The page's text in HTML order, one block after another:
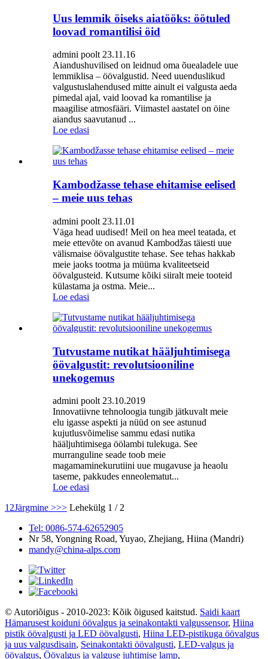
Uus lemmik öiseks aiatööks: öötuled
loovad romantilisi öid
admini poolt 23.11.16
Aiandushuvilised on leidnud oma õuealadele uue
lemmiklisa – öövalgustid. Need uuenduslikud
valgustuslahendused mitte ainult ei valgusta aeda
pimedal ajal, vaid loovad ka romantilise ja
maagilise atmosfääri. Viimastel aastatel on öine
aiandus saavutanud ...
Loe edasi
Kambodžasse tehase ehitamise eelised
– meie uus tehas
admini poolt 23.11.01
Väga head uudised! Meil ​​on hea meel teatada, et
meie ettevõte on avanud Kambodžas täiesti uue
välismaise öövalgustite tehase. See tehas hakkab
meie jaoks tootma ja müüma kvaliteetseid
öövalgusteid. Kutsume kõiki siiralt meie tooteid
külastama ja ostma. Meie...
Loe edasi
Tutvustame nutikat hääljuhtimisega
öövalgustit: revolutsiooniline
unekogemus
admini poolt 23.10.2019
Innovatiivne tehnoloogia tungib jätkuvalt meie
elu igasse aspekti ja nüüd on see astunud
kujutlusvõimelise sammu edasi nutika
hääljuhtimisega öölambi tulekuga. See
murranguline seade toob meie
magamaminekurutiini uue mugavuse ja heaolu
taseme, pakkudes enneolematut...
Loe edasi
1 2Järgmine >>> Lehekülg 1 / 2
Tel: 0086-574-62652905
Nr 58, Yongning Road, Yuyao, Zhejiang, Hiina (Mandri)
mandy@china-alps.com
© Autoriõigus - 2010-2023: Kõik õigused kaitstud. Saidi kaart
Hämarusest koiduni öövalgus ja seinakontakti valgussensor, Hiina
pistik öövalgusti ja LED öövalgusti, Hiina LED-pistikuga öövalgus
ja uus valgusdisain, Seinakontakti öövalgusti, LED-valgus ja
öövalgus, Öövalgus ja valguse juhtimise lamp,